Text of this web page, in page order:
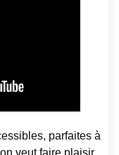
parfaites à
veut faire plaisir